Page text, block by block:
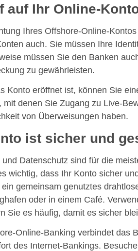
auf Ihr Online-
Ihres Offshore-Online-
auch. Sie müssen Ihre
müssen Sie den Banken
zu gewährleisten.
Konto eröffnet ist, können Sie
mit denen Sie Zugang zu Live-
von Überweisungen haben.
ist sicher und
und Datenschutz sind für die
wichtig, dass Ihr Konto sicher
gemeinsam genutztes
oder in einem Café.
Sie es häufig, damit es sicher
Online-Banking verbindet das
des Internet-Bankings.